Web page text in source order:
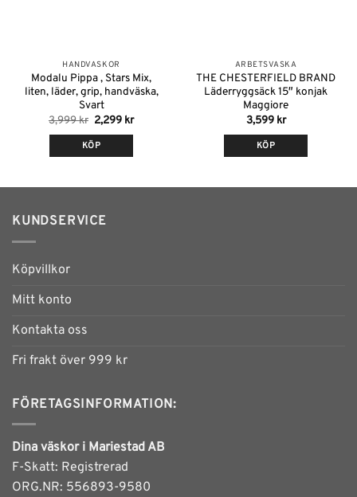
HANDVÄSKOR
Modalu Pippa , Stars Mix,
liten, läder, grip, handväska,
Svart
3,999kr Det
priset
var:
3,999 kr.
2,299 krDet
KÖP
ARBETSVÄSKA
THE CHESTERFIELD BRAND
Läderryggsäck 15″ konjak
Maggiore
3,599 kr
KÖP
KUNDSERVICE
Köpvillkor
Mitt konto
Kontakta oss
Fri frakt över 999 kr
FÖRETAGSINFORMATION:
Dina väskor i Mariestad AB
F-Skatt: Registrerad
ORG.NR: 556893-9580